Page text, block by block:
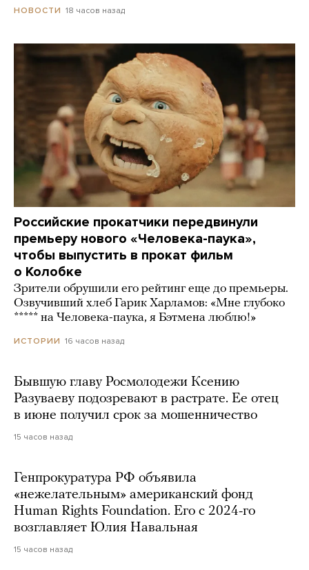
НОВОСТИ 18 часов назад
Российские прокатчики передвинули
премьеру нового «Человека-паука»,
чтобы выпустить в прокат фильм
о Колобке
Зрители обрушили его рейтинг еще до премьеры.
Озвучивший хлеб Гарик Харламов: «Мне глубоко
***** на Человека-паука, я Бэтмена люблю!»
ИСТОРИИ 16 часов назад
Бывшую главу Росмолодежи Ксению
Разуваеву подозревают в растрате. Ее отец
в июне получил срок за мошенничество
15 часов назад
Генпрокуратура РФ объявила
«нежелательным» американский фонд
Human Rights Foundation. Его с 2024-го
возглавляет Юлия Навальная
15 часов назад